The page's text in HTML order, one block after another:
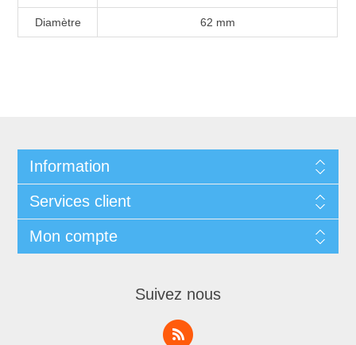
Diamètre 62 mm
Information
Services client
Mon compte
Suivez nous